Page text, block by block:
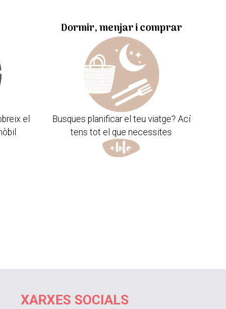
el
Dormir, menjar i comprar
Busques planificar el teu viatge? Ací
tens tot el que necessites
XARXES SOCIALS